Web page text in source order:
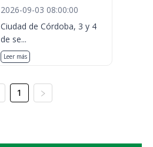
2026-09-03 08:00:00
Ciudad de Córdoba, 3 y 4
de se...
Leer más
1